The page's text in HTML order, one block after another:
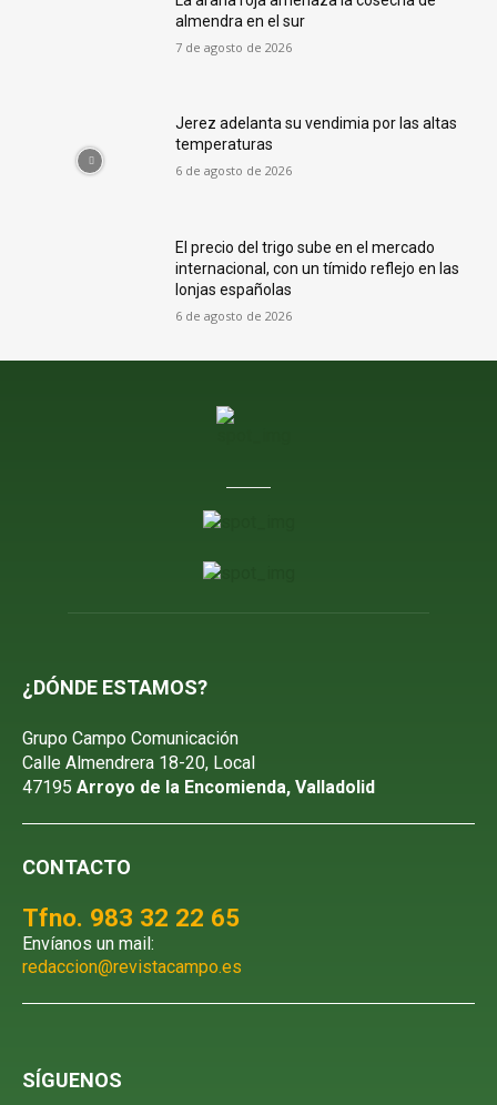
almendra en el sur
7 de agosto de 2026
Jerez adelanta su vendimia por las altas
temperaturas
6 de agosto de 2026
El precio del trigo sube en el mercado
internacional, con un tímido reflejo en las
lonjas españolas
6 de agosto de 2026
¿DÓNDE ESTAMOS?
Grupo Campo Comunicación
Calle Almendrera 18-20, Local
47195 Arroyo de la Encomienda, Valladolid
CONTACTO
Tfno. 983 32 22 65
Envíanos un mail:
redaccion@revistacampo.es
SÍGUENOS